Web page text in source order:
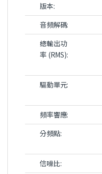
版本:
音頻解碼:
總輸出功
率 (RMS):
驅動單元:
頻率響應:
分頻點:
信噪比: